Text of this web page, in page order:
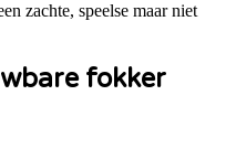
zachte, speelse maar niet
fokker